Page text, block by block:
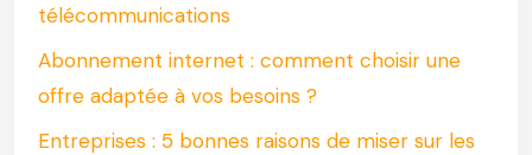
télécommunications
Abonnement internet : comment choisir une
offre adaptée à vos besoins ?
Entreprises : 5 bonnes raisons de miser sur les